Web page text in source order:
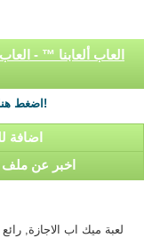
العاب ألعابنا ™ -
اضغط هنا للعب!
اضافة
اخبر عن ملف
لعبة ميك اب الاجازة,